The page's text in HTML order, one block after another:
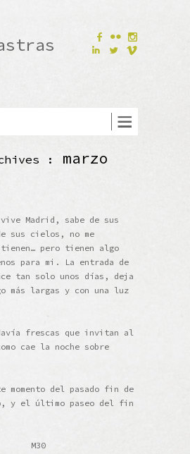
F
N
I
L V
:
marzo
Madrid, sabe de sus
sus cielos, no me
pero tienen algo
para mi. La entrada de
tan solo unos días, deja
más largas y con una luz
frescas que invitan al
cae la noche sobre
momento del pasado fin de
y el último paseo del fin